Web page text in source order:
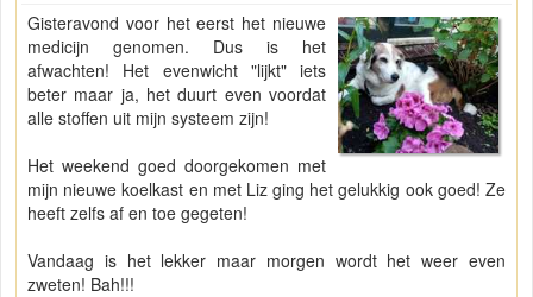
Gisteravond voor het eerst het nieuwe
medicijn genomen. Dus is het
afwachten! Het evenwicht "lijkt" iets
beter maar ja, het duurt even voordat
alle stoffen uit mijn systeem zijn!
Het weekend goed doorgekomen met
mijn nieuwe koelkast en met Liz ging het gelukkig ook goed! Ze
heeft zelfs af en toe gegeten!
Vandaag is het lekker maar morgen wordt het weer even
zweten! Bah!!!